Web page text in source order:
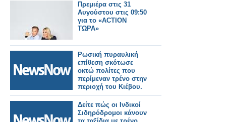
Πρεμιέρα στις 31
Αυγούστου στις 09:50
για το «ACTION
ΤΩΡΑ»
Ρωσική πυραυλική
επίθεση σκότωσε
οκτώ πολίτες που
περίμεναν τρένο στην
περιοχή του Κιέβου.
Δείτε πώς οι Ινδικοί
Σιδηρόδρομοι κάνουν